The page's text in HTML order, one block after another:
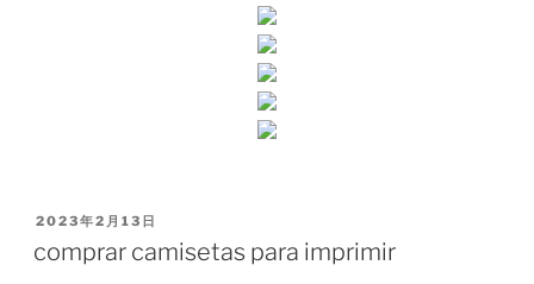
PUBLICADO
2023年2月13日
comprar camisetas para imprimir